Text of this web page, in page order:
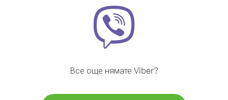
Все още нямате Viber?